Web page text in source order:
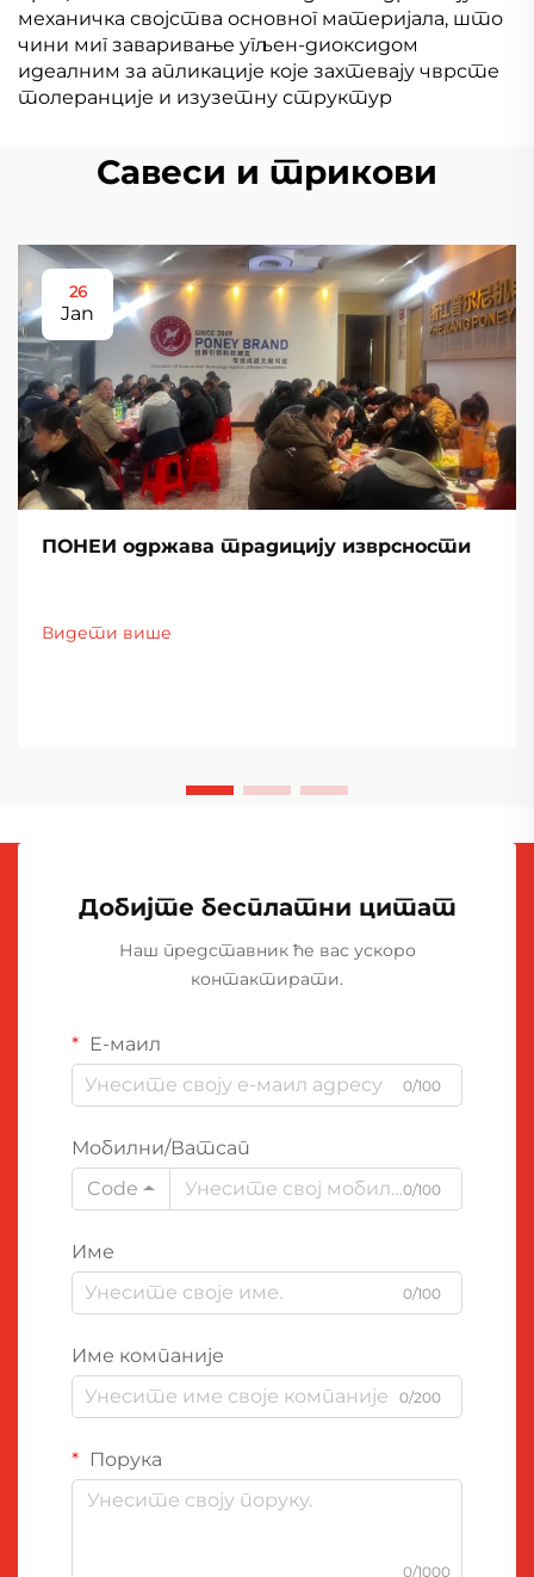
механичка својства основног материјала, што
чини миг заваривање угљен-диоксидом
идеалним за апликације које захтевају чврсте
толеранције и изузетну структур
Савеси и трикови
26
Jan
ПОНЕИ одржава традицију изврсности
Видети више
Добијте бесплатни цитат
Наш представник ће вас ускоро
контактирати.
Е-маил
0/100
Мобилни/Ватсап
Code
0/100
Име
0/100
Име компаније
0/200
Порука
0/1000